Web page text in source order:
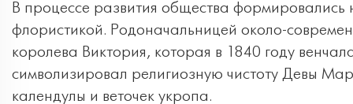
В процессе развития общества
флористикой. Родоначальницей около-
королева Виктория, которая в 1840 году
символизировал религиозную чистоту Девы
календулы и веточек укропа.